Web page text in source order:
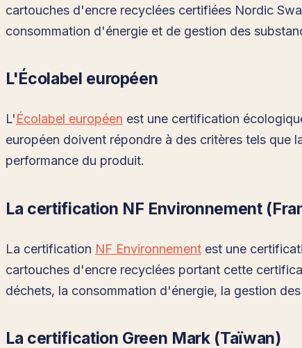
cartouches d'encre recyclées certifiées Nordic
consommation d'énergie et de gestion des
L'Écolabel européen
L'Écolabel européen est une certification
européen doivent répondre à des critères tels que
performance du produit.
La certification NF Environnement
La certification NF Environnement est une
cartouches d'encre recyclées portant cette
déchets, la consommation d'énergie, la gestion
La certification Green Mark (Taïwan)